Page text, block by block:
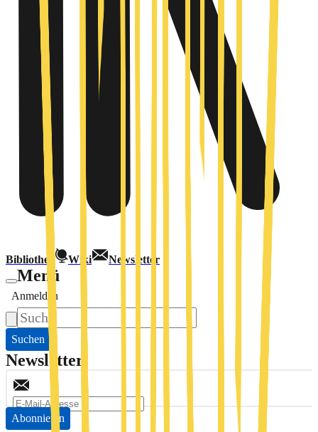
Bibliothek Wiki Newsletter
Menü
Anmelden
Suchen
Newsletter
Abonnieren